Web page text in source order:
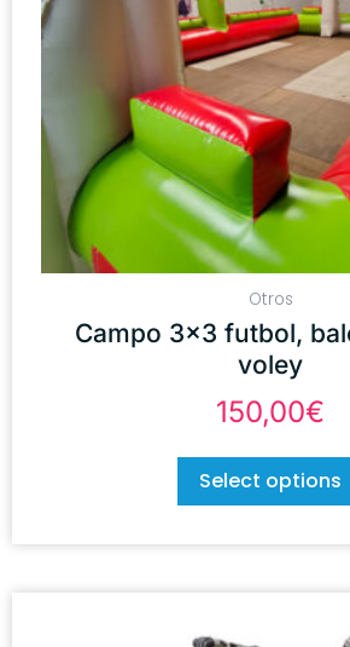
Otros
Campo 3×3 futbol,
voley
150,00€
Select options